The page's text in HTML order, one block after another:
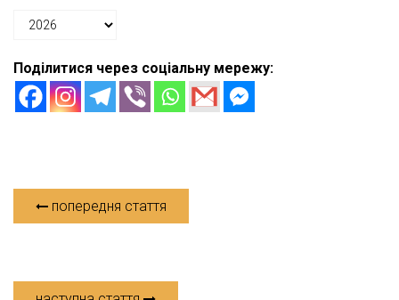
Поділитися через соціальну мережу:
попередня стаття